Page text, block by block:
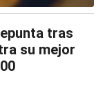
tras
su mejor